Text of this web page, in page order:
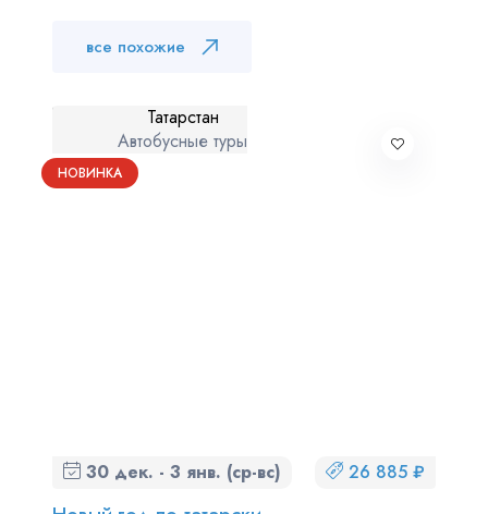
все похожие
НОВИНКА
Татарстан
Автобусные туры
30 дек. - 3 янв. (ср-вс) 26 885 ₽